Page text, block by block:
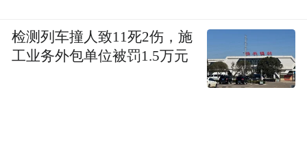
检测列车撞人致11死2伤，施
工业务外包单位被罚1.5万元